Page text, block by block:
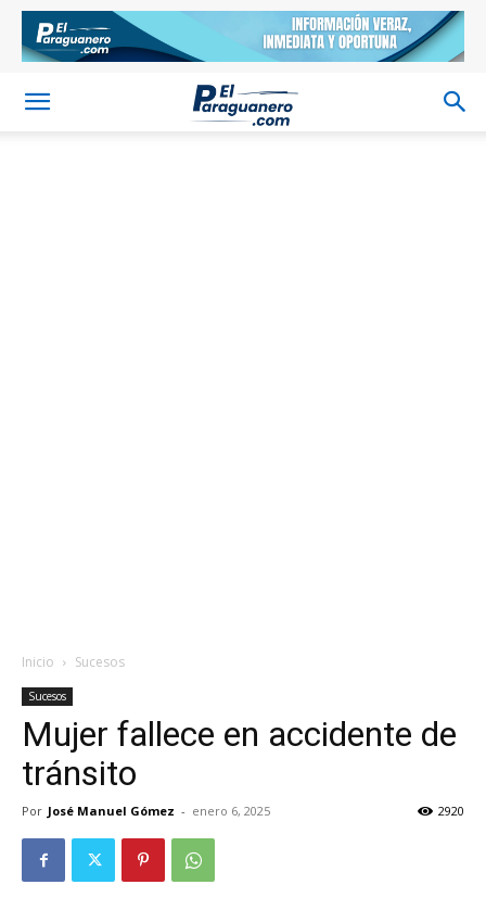
Inicio Sucesos
Sucesos
Mujer fallece en accidente de
tránsito
Por José Manuel Gómez - enero 6, 2025 2920